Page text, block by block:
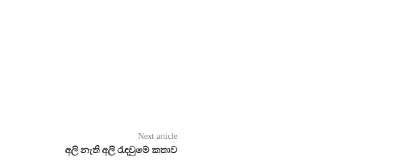
Next article
අලි නැති අලි රැඳවුමේ කතාව